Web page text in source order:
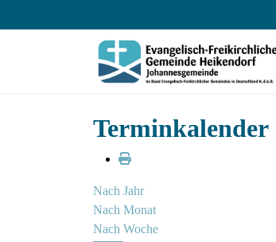
Terminkalender
Nach Jahr
Nach Monat
Nach Woche